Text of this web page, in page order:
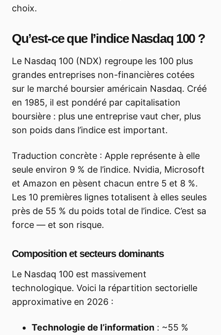
choix.
Qu’est-ce que l’indice Nasdaq 100 ?
Le Nasdaq 100 (NDX) regroupe les 100 plus
grandes entreprises non-financières cotées
sur le marché boursier américain Nasdaq. Créé
en 1985, il est pondéré par capitalisation
boursière : plus une entreprise vaut cher, plus
son poids dans l’indice est important.
Traduction concrète : Apple représente à elle
seule environ 9 % de l’indice. Nvidia, Microsoft
et Amazon en pèsent chacun entre 5 et 8 %.
Les 10 premières lignes totalisent à elles seules
près de 55 % du poids total de l’indice. C’est sa
force — et son risque.
Composition et secteurs dominants
Le Nasdaq 100 est massivement
technologique. Voici la répartition sectorielle
approximative en 2026 :
Technologie de l’information : ~55 %